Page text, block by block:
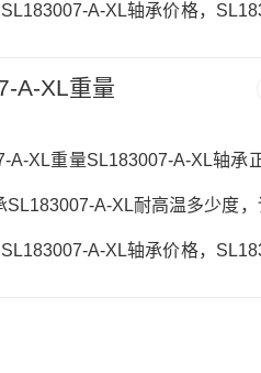
A-XL轴承价格，
A-XL重量
A-XL重量SL183007-A-XL轴承
A-XL耐高温多少度
A-XL轴承价格，